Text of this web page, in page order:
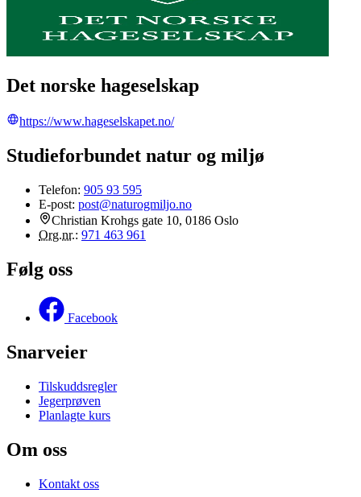
Det norske hageselskap
https://www.hageselskapet.no/
Studieforbundet natur og miljø
Telefon: 905 93 595
E-post: post@naturogmiljo.no
Christian Krohgs gate 10, 0186 Oslo
Org.nr.: 971 463 961
Følg oss
Facebook
Snarveier
Tilskuddsregler
Jegerprøven
Planlagte kurs
Om oss
Kontakt oss